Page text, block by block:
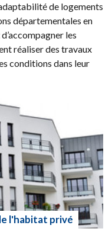
de logements
départementales en
les
réaliser des travaux
conditions dans leur
l'habitat privé